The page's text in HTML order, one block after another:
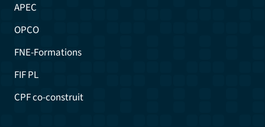
APEC
OPCO
FNE-Formations
FIF PL
CPF co-construit